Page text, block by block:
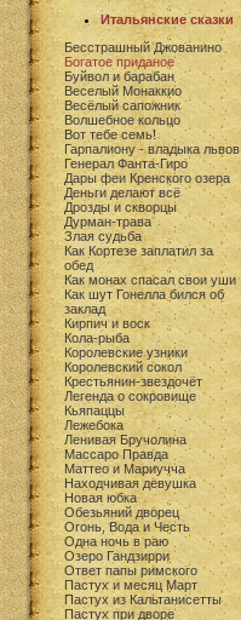
Итальянские сказки
Бесстрашный Джованино
Богатое приданое
Буйвол и барабан
Веселый Монаккио
Весёлый сапожник
Волшебное кольцо
Вот тебе семь!
Гарпалиону - владыка львов
Генерал Фанта-Гиро
Дары феи Кренского озера
Деньги делают всё
Дрозды и скворцы
Дурман-трава
Злая судьба
Как Кортезе заплатил за
обед
Как монах спасал свои уши
Как шут Гонелла бился об
заклад
Кирпич и воск
Кола-рыба
Королевские узники
Королевский сокол
Крестьянин-звездочёт
Легенда о сокровище
Кьяпаццы
Лежебока
Ленивая Бручолина
Массаро Правда
Маттео и Мариучча
Находчивая девушка
Новая юбка
Обезьяний дворец
Огонь, Вода и Честь
Одна ночь в раю
Озеро Гандзирри
Ответ папы римского
Пастух и месяц Март
Пастух из Кальтанисетты
Пастух при дворе